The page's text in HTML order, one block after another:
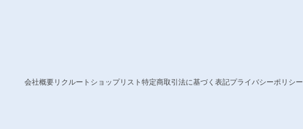
会社概要 リクルート ショップリスト 特定商取引法に基づく表記プライバシーポリシー